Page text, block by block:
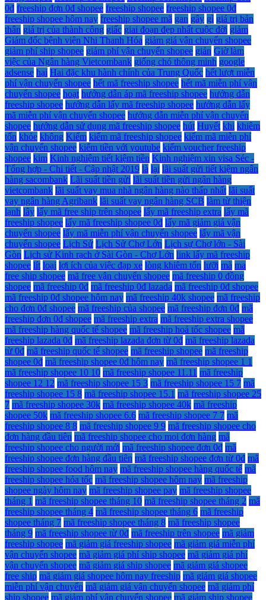
0đ freeship đơn 0đ shopee freeship shopee freeship shopee 0đ
freeship shopee hôm nay freeship shopee mã gan gây gì giá trị bản
thân giá trị của thành công giấc giai đoạn đẹp nhất cuộc đời giảm
Giám đốc bệnh viện Nhi Thanh Hóa giảm giá vận chuyển shopee
giảm phí ship shopee giảm phí vận chuyển shopee giản Giờ làm
việc của Ngân hàng Vietcombank giống chó thông minh google
adsense hại Hai đặc khu hành chính của Trung Quốc hết lượt miễn
phí vận chuyển shopee hết mã freeship shopee hết mã miễn phí vận
chuyển shopee hoạt hướng dẫn áp mã freeship shopee hướng dẫn
freeship shopee hướng dẫn lấy mã freeship shopee hướng dẫn lấy
mã miễn phí vận chuyển shopee hướng dẫn miễn phí vận chuyển
shopee hướng dẫn sử dụng mã freeship shopee hút Huyết khi khiêm
tốn khỏe không Kiểm kiếm mã freeship shopee kiếm mã miễn phí
vận chuyển shopee kiếm tiền với youtube kiếm voucher freeship
shopee kim Kinh nghiệm tiết kiệm tiền Kinh nghiệm xin visa Séc -
Tổng hợp - Chi tiết - Cập nhật 2019 là lại lãi suất gửi tiết kiệm ngân
hàng sacombank Lãi suất tiền gửi lãi suất tiền gửi ngân hàng
vietcombank lãi suất vay mua nhà ngân hàng nào thấp nhất lãi suất
vay ngân hàng Agribank lãi suất vay ngân hàng SCB làm từ thiện
lạnh lây lấy mã free ship trên shopee lấy mã freeship extra lấy mã
freeship shopee lấy mã freeship shopee 0đ lấy mã giảm giá vận
chuyển shopee lấy mã miễn phí vận chuyển shopee lấy mã vận
chuyển shopee Lịch Sử Lịch Sử Chợ Lớn Lịch sự Chợ lớn - Sài
Gòn Lịch sử Kinh rạch ở Sài Gòn - Chợ Lớn link lấy mã freeship
shopee lít loại lợi ích của việc đạp xe lòng khiêm tốn lưỡi mà ma
free ship shopee mã free vận chuyển shopee mã freeship 0 đồng
shopee mã freeship 0đ mã freeship 0đ lazada mã freeship 0đ shopee
mã freeship 0đ shopee hôm nay mã freeship 40k shopee mã freeship
cho đơn 0đ shopee mã freeship của shopee mã freeship đơn 0đ mã
freeship đơn 0đ shopee mã freeship extra mã freeship extra shopee
mã freeship hàng quốc tế shopee mã freeship hoả tốc shopee mã
freeship lazada 0đ mã freeship lazada đơn từ 0đ mã freeship lazada
từ 0đ mã freeship quốc tế shopee mã freeship shopee mã freeship
shopee 0đ mã freeship shopee 0đ hôm nay mã freeship shopee 1 1
mã freeship shopee 10 10 mã freeship shopee 11.11 mã freeship
shopee 12 12 mã freeship shopee 15 3 mã freeship shopee 15 7 mã
freeship shopee 15 8 mã freeship shopee 15.1 mã freeship shopee 25
7 mã freeship shopee 30k mã freeship shopee 40k mã freeship
shopee 50k mã freeship shopee 6.6 mã freeship shopee 7 7 mã
freeship shopee 8 8 mã freeship shopee 9 9 mã freeship shopee cho
đơn hàng đầu tiên mã freeship shopee cho mọi đơn hàng mã
freeship shopee cho người mới mã freeship shopee đơn 0đ mã
freeship shopee đơn hàng đầu tiên mã freeship shopee đơn từ 0đ mã
freeship shopee food hôm nay mã freeship shopee hàng quốc tế mã
freeship shopee hỏa tốc mã freeship shopee hôm nay mã freeship
shopee ngày hôm nay mã freeship shopee pay mã freeship shopee
tháng 1 mã freeship shopee tháng 10 mã freeship shopee tháng 2 mã
freeship shopee tháng 4 mã freeship shopee tháng 6 mã freeship
shopee tháng 7 mã freeship shopee tháng 8 mã freeship shopee
tháng 9 mã freeship shopee từ 0đ mã freeship trên shopee mã giảm
freeship shopee mã giảm giá freeship shopee mã giảm giá miễn phí
vận chuyển shopee mã giảm giá phí ship shopee mã giảm giá phí
vận chuyển shopee mã giảm giá ship shopee mã giảm giá shopee
free ship mã giảm giá shopee hôm nay freeship mã giảm giá shopee
miễn phí vận chuyển mã giảm giá vận chuyển shopee mã giảm phí
ship shopee mã giảm phí vận chuyển shopee mã giảm ship shopee